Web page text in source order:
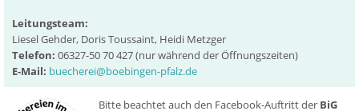
Leitungsteam:
Liesel Gehder, Doris Toussaint, Heidi Metzger
Telefon: 06327-50 70 427 (nur während der Öffnungszeiten)
E-Mail: buecherei@boebingen-pfalz.de
Bitte beachtet auch den Facebook-Auftritt der BiG